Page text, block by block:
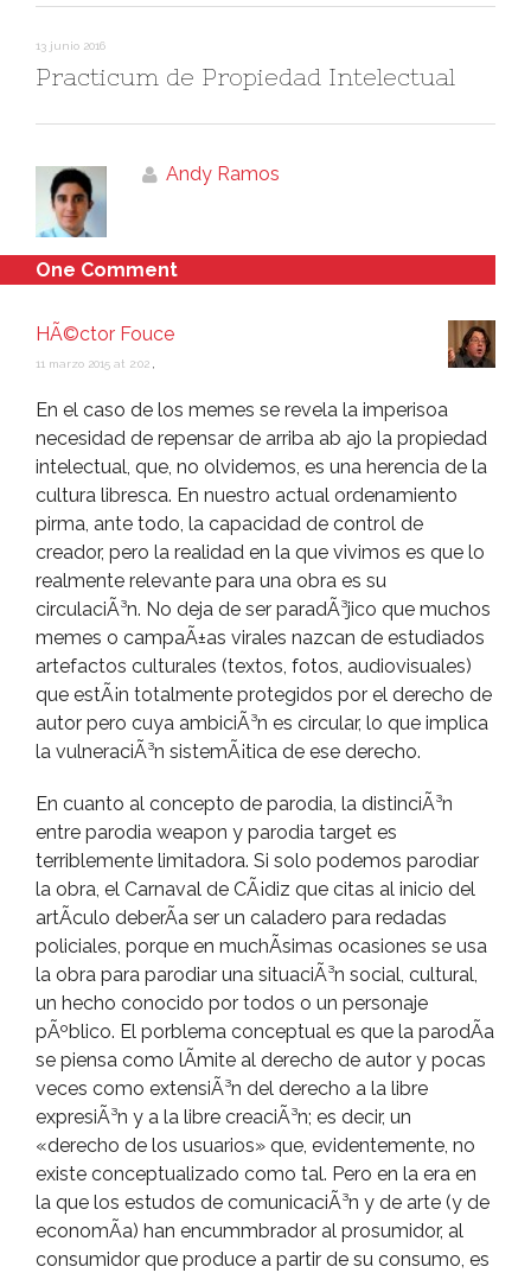
13 junio 2016
Practicum de Propiedad Intelectual
Andy Ramos
One Comment
HÃ©ctor Fouce
11 marzo 2015 at 2:02 ,
En el caso de los memes se revela la imperisoa
necesidad de repensar de arriba ab ajo la propiedad
intelectual, que, no olvidemos, es una herencia de la
cultura libresca. En nuestro actual ordenamiento
pirma, ante todo, la capacidad de control de
creador, pero la realidad en la que vivimos es que lo
realmente relevante para una obra es su
circulaciÃ³n. No deja de ser paradÃ³jico que muchos
memes o campaÃ±as virales nazcan de estudiados
artefactos culturales (textos, fotos, audiovisuales)
que estÃ¡n totalmente protegidos por el derecho de
autor pero cuya ambiciÃ³n es circular, lo que implica
la vulneraciÃ³n sistemÃ¡tica de ese derecho.
En cuanto al concepto de parodia, la distinciÃ³n
entre parodia weapon y parodia target es
terriblemente limitadora. Si solo podemos parodiar
la obra, el Carnaval de CÃ¡diz que citas al inicio del
artÃ­culo deberÃ­a ser un caladero para redadas
policiales, porque en muchÃ­simas ocasiones se usa
la obra para parodiar una situaciÃ³n social, cultural,
un hecho conocido por todos o un personaje
pÃºblico. El porblema conceptual es que la parodÃ­a
se piensa como lÃ­mite al derecho de autor y pocas
veces como extensiÃ³n del derecho a la libre
expresiÃ³n y a la libre creaciÃ³n; es decir, un
«derecho de los usuarios» que, evidentemente, no
existe conceptualizado como tal. Pero en la era en
la que los estudos de comunicaciÃ³n y de arte (y de
economÃ­a) han encummbrador al prosumidor, al
consumidor que produce a partir de su consumo, es